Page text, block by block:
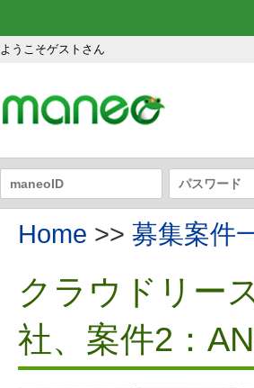
ようこそゲストさん
Home >> 募集案件
クラウドリー
社、案件2：